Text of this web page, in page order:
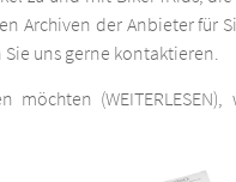
Archiven der Anbieter
uns gerne kontaktieren.